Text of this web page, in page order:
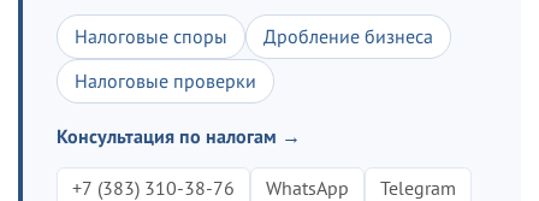
Налоговые споры
Дробление бизнеса
Налоговые проверки
Консультация по налогам →
+7 (383) 310-38-76 WhatsApp
Telegram